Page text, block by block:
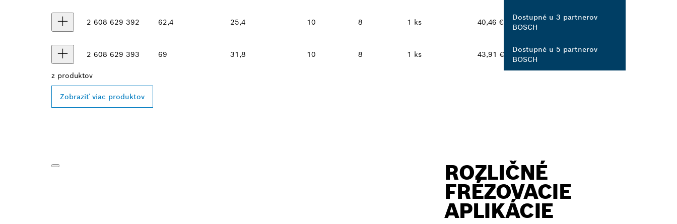
2 608 629 392 62,4 25,4 10 8 1 ks 40,46 €
Dostupné u 3 partnerov
BOSCH
2 608 629 393 69 31,8 10 8 1 ks 43,91 €
Dostupné u 5 partnerov
BOSCH
z produktov
Zobraziť viac produktov
ROZLIČNÉ
FRÉZOVACIE
APLIKÁCIE